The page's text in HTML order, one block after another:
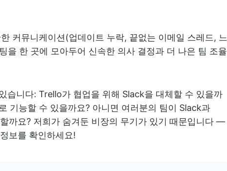
커뮤니케이션(업데이트 누락, 끝없는 이메일 스레드, 느
을 한 곳에 모아두어 신속한 의사 결정과 더 나은 팀 조율
습니다: Trello가 협업을 위해 Slack을 대체할 수 있을까
기능할 수 있을까요? 아니면 여러분의 팀이 Slack과
까요? 저희가 숨겨둔 비장의 무기가 있기 때문입니다 —
보를 확인하세요!